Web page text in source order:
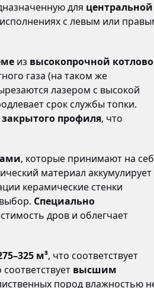
для центральной
с левым или
из высокопрочной
газа (на таком же
лазером с высокой
срок службы топки.
закрытого профиля, что
, которые принимают на
материал аккумулирует
керамические стенки
Специально
дров и облегчает
м³, что соответствует
высшим
пород влажностью